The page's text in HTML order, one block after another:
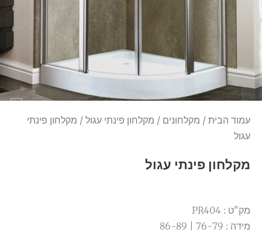
עמוד הבית / מקלחונים / מקלחון פינתי עגול / מקלחון פינתי
עגול
מקלחון פינתי עגול
מק"ט : PR404
מידה : 76-79 | 86-89